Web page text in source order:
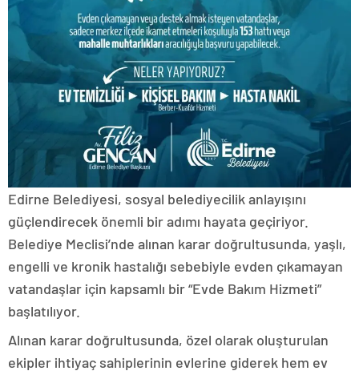
Edirne Belediyesi, sosyal belediyecilik anlayışını
güçlendirecek önemli bir adımı hayata geçiriyor.
Belediye Meclisi’nde alınan karar doğrultusunda, yaşlı,
engelli ve kronik hastalığı sebebiyle evden çıkamayan
vatandaşlar için kapsamlı bir “Evde Bakım Hizmeti”
başlatılıyor.
Alınan karar doğrultusunda, özel olarak oluşturulan
ekipler ihtiyaç sahiplerinin evlerine giderek hem ev